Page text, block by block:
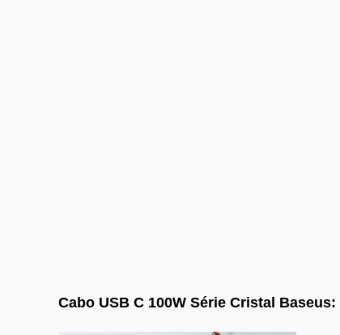
Cabo USB C 100W Série Cristal Baseus: